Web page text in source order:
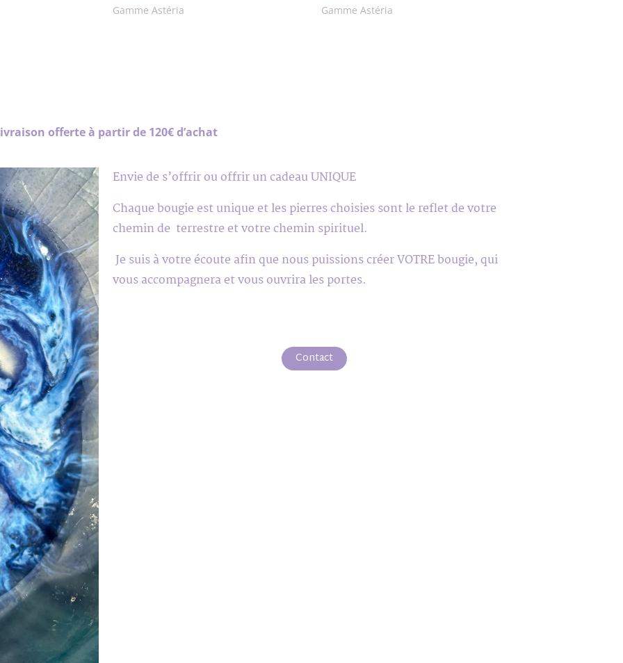
Gamme Astéria
Gamme Astéria
offerte à partir de 120€ d’achat
Envie de s’offrir ou offrir un cadeau UNIQUE
Chaque bougie est unique et les pierres choisies sont le reflet de votre
chemin de terrestre et votre chemin spirituel.
Je suis à votre écoute afin que nous puissions créer VOTRE bougie, qui
vous accompagnera et vous ouvrira les portes.
Contact